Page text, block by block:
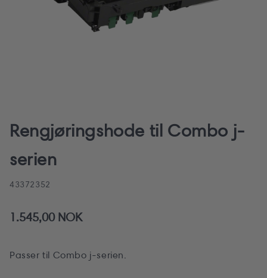
i
modal
Rengjøringshode til Combo j-
serien
SKU:
43372352
Vanlig
1.545,00 NOK
Passer til Combo j-serien.